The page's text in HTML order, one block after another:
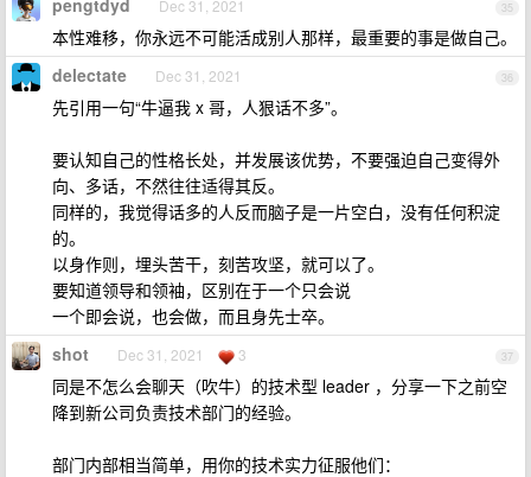
35
pengtdyd Dec 31, 2021
本性难移，你永远不可能活成别人那样，最重要的事是做自己。
36
delectate Dec 31, 2021
先引用一句“牛逼我 x 哥，人狠话不多”。
要认知自己的性格长处，并发展该优势，不要强迫自己变得外
向、多话，不然往往适得其反。
同样的，我觉得话多的人反而脑子是一片空白，没有任何积淀
的。
以身作则，埋头苦干，刻苦攻坚，就可以了。
要知道领导和领袖，区别在于一个只会说
一个即会说，也会做，而且身先士卒。
37
shot Dec 31, 2021 3
同是不怎么会聊天（吹牛）的技术型 leader ，分享一下之前空
降到新公司负责技术部门的经验。
部门内部相当简单，用你的技术实力征服他们：